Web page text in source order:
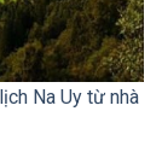
Na Uy từ nhà